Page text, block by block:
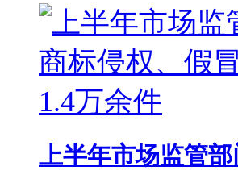
上半年市场监管